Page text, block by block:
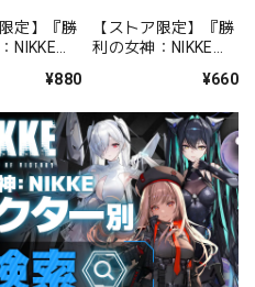
定】『勝
NIKKE』
ーセット
¥880
【ストア限定】『勝
利の女神：NIKKE』
ステッカー ミルク¥660